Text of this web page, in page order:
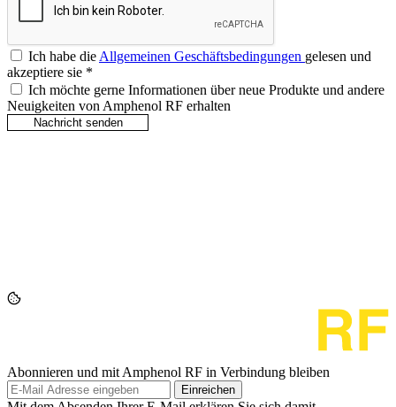
Ich habe dieAllgemeinen Geschäftsbedingungen gelesen und
akzeptiere sie *
Ich möchte gerne Informationen über neue Produkte und andere
Neuigkeiten von Amphenol RF erhalten
Abonnieren und mit Amphenol RF in Verbindung bleiben
Einreichen